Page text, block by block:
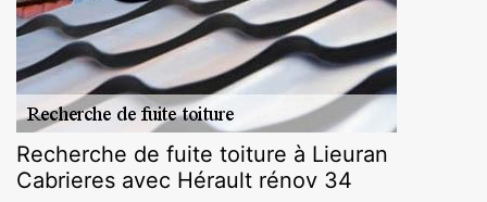
Recherche de fuite toiture à Lieuran
Cabrieres avec Hérault rénov 34